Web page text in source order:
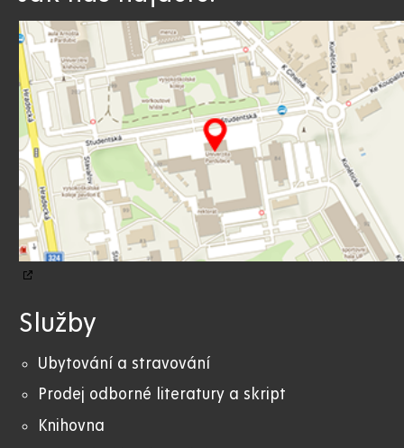
Služby
Ubytování a stravování
Prodej odborné literatury a skript
Knihovna